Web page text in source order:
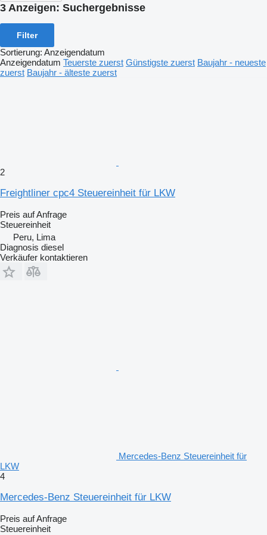
3 Anzeigen: Suchergebnisse
Filter
Sortierung: Anzeigendatum
Anzeigendatum Teuerste zuerst Günstigste zuerst Baujahr - neueste
zuerst Baujahr - älteste zuerst
2
Freightliner cpc4 Steuereinheit für LKW
Preis auf Anfrage
Steuereinheit
Peru, Lima
Diagnosis diesel
Verkäufer kontaktieren
Mercedes-Benz Steuereinheit für
LKW
4
Mercedes-Benz Steuereinheit für LKW
Preis auf Anfrage
Steuereinheit